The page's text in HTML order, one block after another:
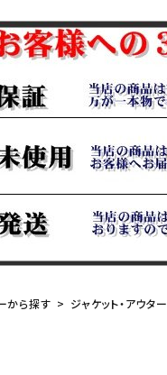
から探す ジャケット・アウター